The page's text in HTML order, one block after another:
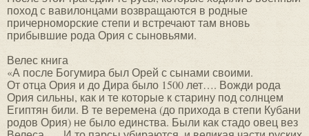
поход с вавилонцами возвращаются в родные
причерноморские степи и встречают там вновь
прибывшие рода Ория с сыновьями.
Велес книга
«А после Богумира был Орей с сынами своими.
От отца Ория и до Дира было 1500 лет…. Вожди рода
Ория сильны, как и те которые к старину под солнцем
Египтян били. В те веремена (до прихода в степи Кубани
родов Ория) не было единства. Были как стадо овец вез